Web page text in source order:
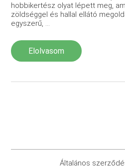
hobbikertész olyat lépett meg,
zöldséggel és hallal ellátó
egyszerű, ...
Elolvasom
Általános